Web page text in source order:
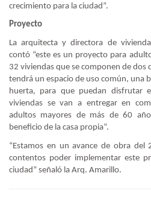
crecimiento para la ciudad”.
Proyecto
La arquitecta y directora de
contó “este es un proyecto para
32 viviendas que se componen de
tendrá un espacio de uso común, una
huerta, para que puedan disfrutar
viviendas se van a entregar en
adultos mayores de más de 60
beneficio de la casa propia”.
“Estamos en un avance de obra del
contentos poder implementar este
ciudad” señaló la Arq. Amarillo.